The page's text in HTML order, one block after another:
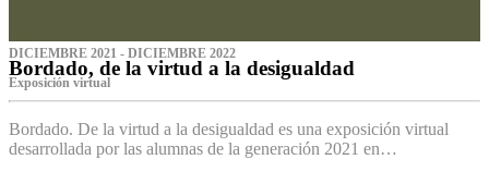
DICIEMBRE 2021 - DICIEMBRE 2022
Bordado, de la virtud a la desigualdad
Exposición virtual‌
Bordado. De la virtud a la desigualdad es una exposición virtual
desarrollada por las alumnas de la generación 2021 en…